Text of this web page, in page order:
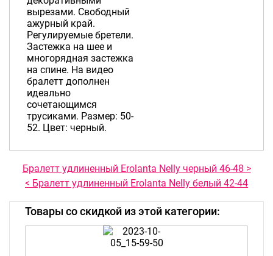
вырезами. Свободный
ажурный край.
Регулируемые бретели.
Застежка на шее и
многорядная застежка
на спине. На видео
бралетт дополнен
идеально
сочетающимся
трусиками. Размер: 50-
52. Цвет: черный.
Бралетт удлиненный Erolanta Nelly черный 46-48 >
< Бралетт удлиненный Erolanta Nelly белый 42-44
Товары со скидкой из этой категории: